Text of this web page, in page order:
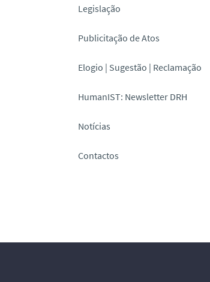
Legislação
Publicitação de Atos
Elogio | Sugestão | Reclamação
HumanIST: Newsletter DRH
Notícias
Contactos